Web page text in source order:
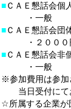
■ＣＡＥ懇話会個
・一般 ：２
■ＣＡＥ懇話会団
・２０００円
■ＣＡＥ懇話会非
・一般 ：３
※参加費用は参加
当日受付にて
☆所属する企業が